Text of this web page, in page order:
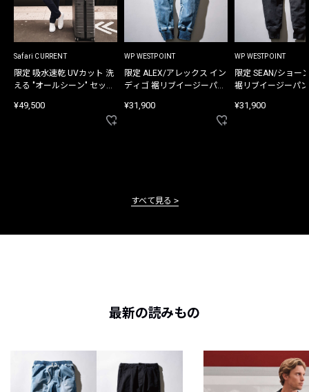
Safari CURRENT
限定 吸水速乾 UVカット 洗
える "オールシーン" セット
¥49,500
WP WESTPOINT
限定 ALEX/アレックス イン
ディゴ 裾リブイージーパン
¥31,900
WP WESTPOINT
限定 SEAN/ショー
裾リブイージーパ
¥31,900
すべて見る
最新の読みもの